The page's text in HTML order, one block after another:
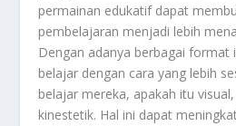
permainan edukatif dapat
pembelajaran menjadi lebih
Dengan adanya berbagai format
belajar dengan cara yang lebih
belajar mereka, apakah itu
kinestetik. Hal ini dapat